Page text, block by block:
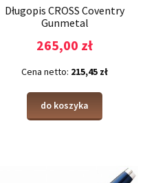
Długopis CROSS Coventry
Gunmetal
265,00 zł
Cena netto: 215,45 zł
do koszyka